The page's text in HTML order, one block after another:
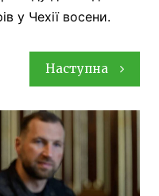
у Чехії восени.
Наступна